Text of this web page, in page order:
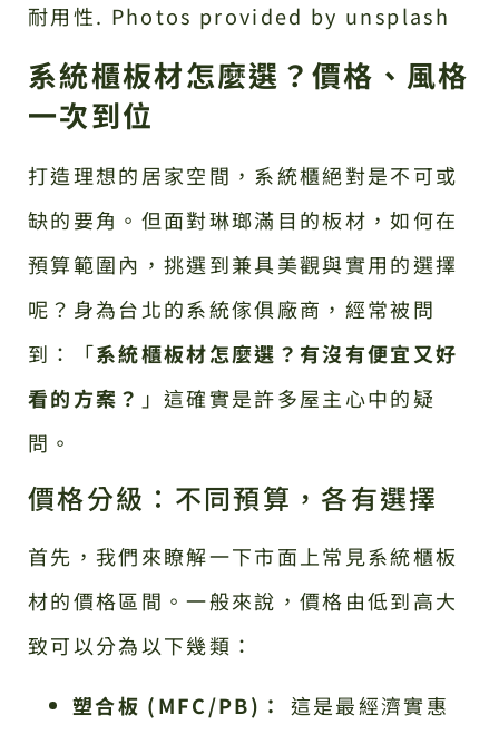
耐用性. Photos provided by unsplash
系統櫃板材怎麼選？價格、風格
一次到位
打造理想的居家空間，系統櫃絕對是不可或
缺的要角。但面對琳瑯滿目的板材，如何在
預算範圍內，挑選到兼具美觀與實用的選擇
呢？身為台北的系統傢俱廠商，經常被問
到：「系統櫃板材怎麼選？有沒有便宜又好
看的方案？ 」這確實是許多屋主心中的疑
問。
價格分級：不同預算，各有選擇
首先，我們來瞭解一下市面上常見系統櫃板
材的價格區間。一般來說，價格由低到高大
致可以分為以下幾類：
塑合板 (MFC/PB)：
這是最經濟實惠